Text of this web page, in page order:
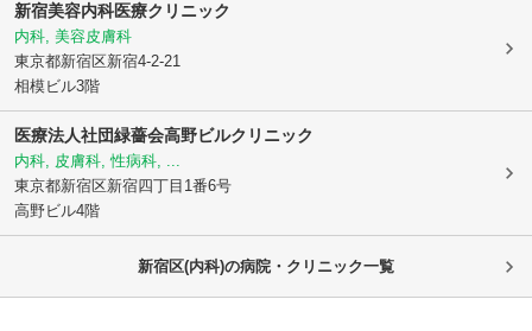
新宿美容内科医療クリニック
内科, 美容皮膚科
東京都新宿区新宿4-2-21
相模ビル3階
医療法人社団緑薔会高野ビルクリニック
内科, 皮膚科, 性病科, ...
東京都新宿区新宿四丁目1番6号
高野ビル4階
新宿区(内科)の病院・クリニック一覧